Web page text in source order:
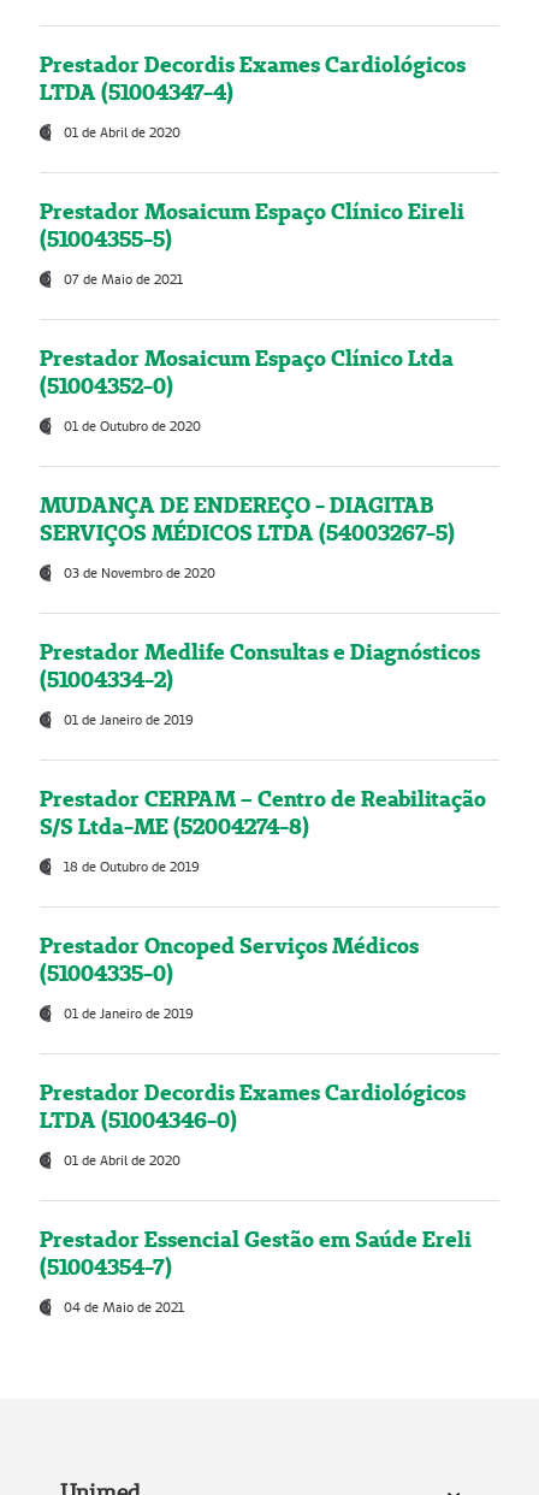
Prestador Decordis Exames Cardiológicos
LTDA (51004347-4)
01 de Abril de 2020
Prestador Mosaicum Espaço Clínico Eireli
(51004355-5)
07 de Maio de 2021
Prestador Mosaicum Espaço Clínico Ltda
(51004352-0)
01 de Outubro de 2020
MUDANÇA DE ENDEREÇO - DIAGITAB
SERVIÇOS MÉDICOS LTDA (54003267-5)
03 de Novembro de 2020
Prestador Medlife Consultas e Diagnósticos
(51004334-2)
01 de Janeiro de 2019
Prestador CERPAM – Centro de Reabilitação
S/S Ltda-ME (52004274-8)
18 de Outubro de 2019
Prestador Oncoped Serviços Médicos
(51004335-0)
01 de Janeiro de 2019
Prestador Decordis Exames Cardiológicos
LTDA (51004346-0)
01 de Abril de 2020
Prestador Essencial Gestão em Saúde Ereli
(51004354-7)
04 de Maio de 2021